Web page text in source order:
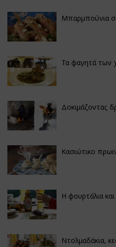
Μπαρμπούνια
Τα φαγητά των
Δοκιμάζοντας
Κασιώτικο
Η φουρτάλια
Ντολμαδάκια,